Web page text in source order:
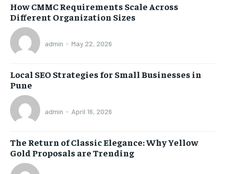
How CMMC Requirements Scale Across
Different Organization Sizes
admin - May 22, 2026
Local SEO Strategies for Small Businesses in
Pune
admin - April 16, 2026
The Return of Classic Elegance: Why Yellow
Gold Proposals are Trending